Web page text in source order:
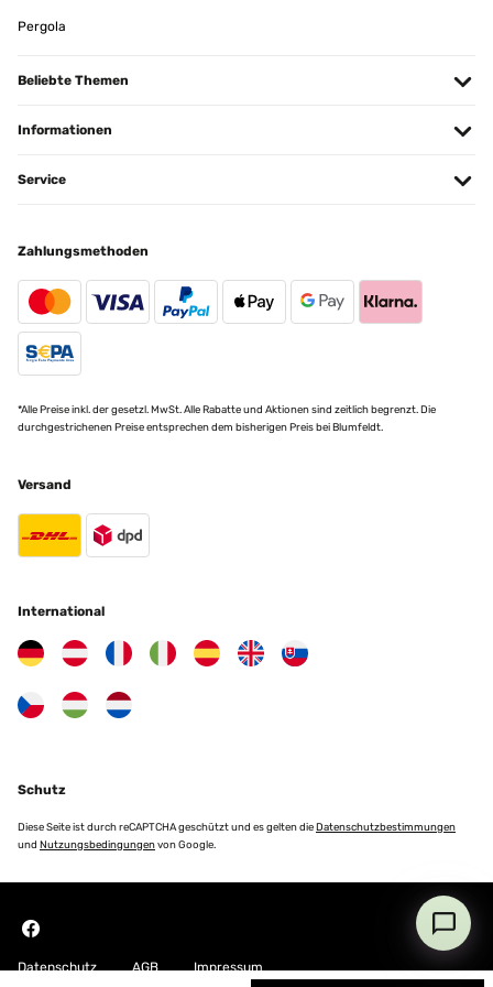
Übersetzen
Pergola
Beliebte Themen
Informationen
Service
Zahlungsmethoden
*Alle Preise inkl. der gesetzl. MwSt. Alle Rabatte und Aktionen sind zeitlich begrenzt. Die
durchgestrichenen Preise entsprechen dem bisherigen Preis bei Blumfeldt.
Versand
International
Schutz
Diese Seite ist durch reCAPTCHA geschützt und es gelten dieDatenschutzbestimmungen
und Nutzungsbedingungenvon Google.
Datenschutz AGB Impressum